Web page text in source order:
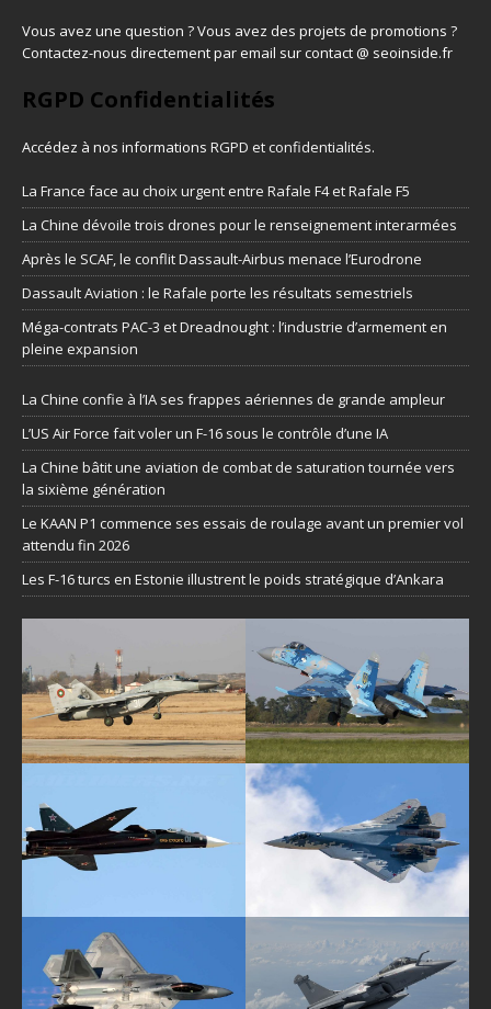
Vous avez une question ? Vous avez des projets de promotions ?
Contactez-nous directement par email sur contact @ seoinside.fr
RGPD Confidentialités
Accédez à nos informations RGPD et confidentialités.
La France face au choix urgent entre Rafale F4 et Rafale F5
La Chine dévoile trois drones pour le renseignement interarmées
Après le SCAF, le conflit Dassault-Airbus menace l’Eurodrone
Dassault Aviation : le Rafale porte les résultats semestriels
Méga-contrats PAC-3 et Dreadnought : l’industrie d’armement en
pleine expansion
La Chine confie à l’IA ses frappes aériennes de grande ampleur
L’US Air Force fait voler un F-16 sous le contrôle d’une IA
La Chine bâtit une aviation de combat de saturation tournée vers
la sixième génération
Le KAAN P1 commence ses essais de roulage avant un premier vol
attendu fin 2026
Les F-16 turcs en Estonie illustrent le poids stratégique d’Ankara